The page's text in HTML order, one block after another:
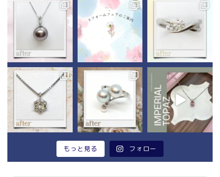
もっと見る フォロー